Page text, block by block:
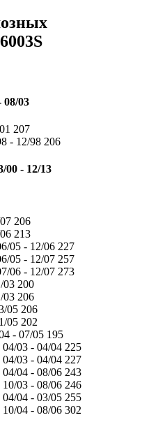
03
207
- 12/98 206
- 12/13
206
213
05 - 12/06 227
05 - 12/07 257
06 - 12/07 273
03 200
03 206
05 206
05 202
- 07/05 195
04/03 - 04/04 225
04/03 - 04/04 227
04/04 - 08/06 243
10/03 - 08/06 246
04/04 - 03/05 255
10/04 - 08/06 302